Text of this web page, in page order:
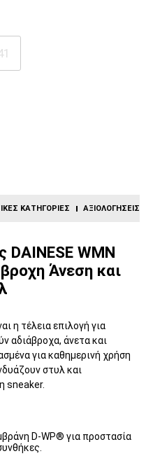
ΚΑΤΗΓΟΡΊΕΣ ΑΞΙΟΛΟΓΉΣΕΙΣ
WMN
Άνεση και
η τέλεια επιλογή για
αδιάβροχα, άνετα και
για καθημερινή χρήση
στυλ και
sneaker.
D-WP® για προστασία